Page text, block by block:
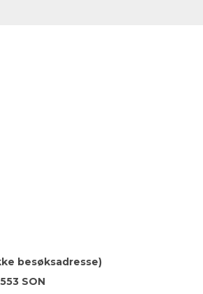
besøksadresse)
SON